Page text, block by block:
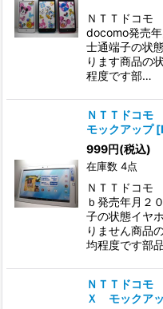
ＮＴＴドコ
docomo発売
士通端子の状
ります商品の
程度です部…
ＮＴＴドコ
モックアップ [
999円(税込)
在庫数 4点
ＮＴＴドコモ
ｂ発売年月２
子の状態イヤ
りません商品
均程度です部
ＮＴＴドコ
Ｘ モックア